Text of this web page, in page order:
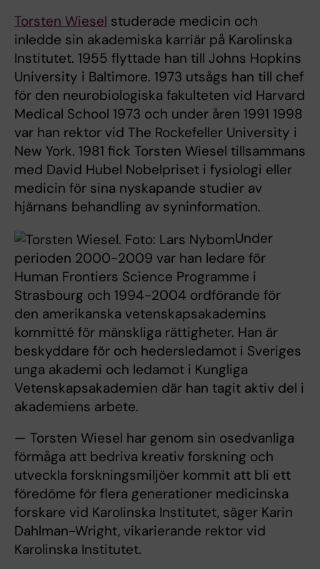
Torsten Wiesel studerade medicin och
inledde sin akademiska karriär på Karolinska
Institutet. 1955 flyttade han till Johns Hopkins
University i Baltimore. 1973 utsågs han till chef
för den neurobiologiska fakulteten vid Harvard
Medical School 1973 och under åren 1991 1998
var han rektor vid The Rockefeller University i
New York. 1981 fick Torsten Wiesel tillsammans
med David Hubel Nobelpriset i fysiologi eller
medicin för sina nyskapande studier av
hjärnans behandling av syninformation.
Under
perioden 2000-2009 var han ledare för
Human Frontiers Science Programme i
Strasbourg och 1994-2004 ordförande för
den amerikanska vetenskapsakademins
kommitté för mänskliga rättigheter. Han är
beskyddare för och hedersledamot i Sveriges
unga akademi och ledamot i Kungliga
Vetenskapsakademien där han tagit aktiv del i
akademiens arbete.
— Torsten Wiesel har genom sin osedvanliga
förmåga att bedriva kreativ forskning och
utveckla forskningsmiljöer kommit att bli ett
föredöme för flera generationer medicinska
forskare vid Karolinska Institutet, säger Karin
Dahlman-Wright, vikarierande rektor vid
Karolinska Institutet.